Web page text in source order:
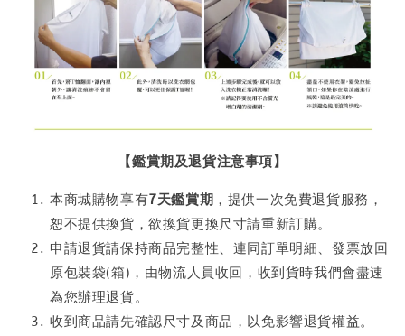
【鑑賞期及退貨注意事項】
本商城購物享有7天鑑賞期 ，提供一次免費退貨服務，
恕不提供換貨，欲換貨更換尺寸請重新訂購。
申請退貨請保持商品完整性、連同訂單明細、發票放回
原包裝袋(箱)，由物流人員收回，收到貨時我們會盡速
為您辦理退貨。
收到商品請先確認尺寸及商品，以免影響退貨權益。